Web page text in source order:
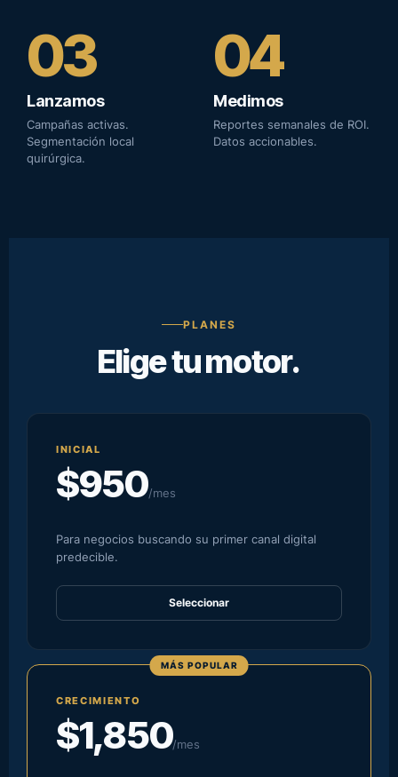
03
Lanzamos
Campañas activas.
Segmentación local
quirúrgica.
04
Medimos
Reportes semanales de ROI.
Datos accionables.
PLANES
Elige tu motor.
INICIAL
$950/mes
Para negocios buscando su primer canal digital
predecible.
Seleccionar
MÁS POPULAR
CRECIMIENTO
$1,850/mes